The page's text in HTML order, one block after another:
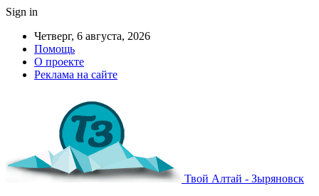
Sign in
Четверг, 6 августа, 2026
Помощь
О проекте
Реклама на сайте
Твой Алтай - Зыряновск